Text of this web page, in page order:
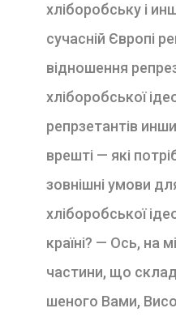
хліборобську і
сучасній Європі
відношення
хліборобської
репрзетантів
врешті — які
зовнішні умови
хліборобської
країні? — Ось, на
частини, що
шеного Вами,